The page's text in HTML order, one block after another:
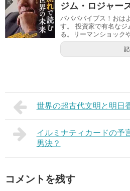
ジム・ロジャー
ババババイブス！おは
す。 投資家で有名な
る。リーマンショック
世界の超古代文明と明日
イルミナティカードの
男決？
コメントを残す